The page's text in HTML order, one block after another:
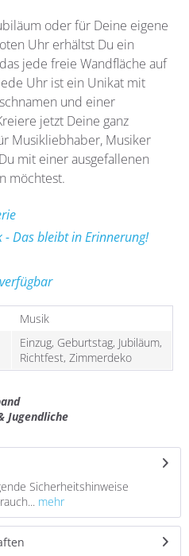
oder für Deine eigene
Uhr erhältst Du ein
jede freie Wandfläche auf
Uhr ist ein Unikat mit
und einer
jetzt Deine ganz
Musikliebhaber, Musiker
mit einer ausgefallenen
möchtest.
- Das bleibt in Erinnerung!
Musik
Einzug, Geburtstag, Jubiläum,
Richtfest, Zimmerdeko
Jugendliche
Sicherheitshinweise
mehr